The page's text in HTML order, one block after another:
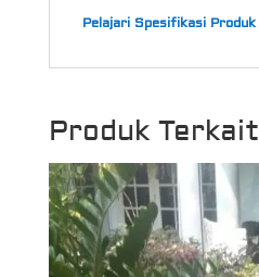
Pelajari Spesifikasi
Produk Terkait